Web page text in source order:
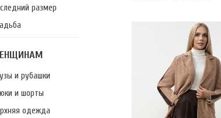
размер
и рубашки
и шорты
одежда